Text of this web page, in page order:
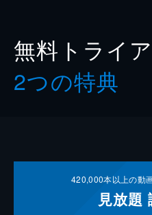
無料トライ
2つの特典
420,000本以上の動
見放題